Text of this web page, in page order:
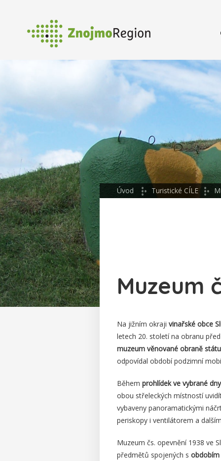
Úvod Turistické CÍLE
Muzeum
Na jižním okraji vinařské obce
letech 20. století na obranu
muzeum věnované obraně státu
odpovídal období podzimní
Během prohlídek ve vybrané dny
obou střeleckých místností
vybaveny panoramatickými
periskopy i ventilátorem a
Muzeum čs. opevnění 1938 ve
předmětů spojených s obdobím